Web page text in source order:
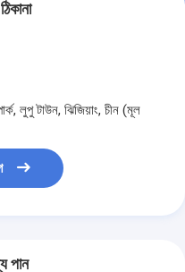
লুপু টাউন, ঝিজিয়াং, চীন (মূল
পান